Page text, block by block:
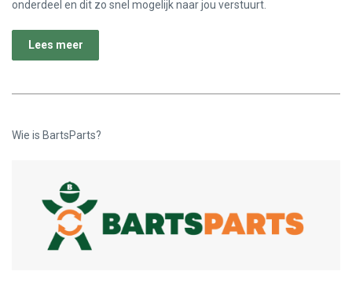
onderdeel en dit zo snel mogelijk naar jou verstuurt.
Lees meer
Wie is BartsParts?